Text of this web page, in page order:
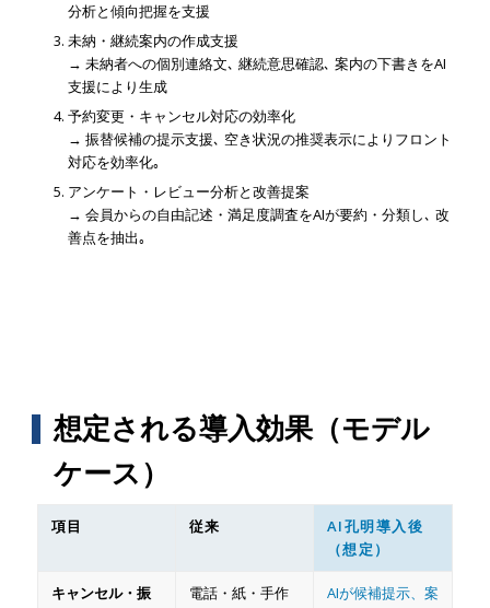
分析と傾向把握を支援
未納・継続案内の作成支援
→ 未納者への個別連絡文､ 継続意思確認､ 案内の下書きをAI
支援により生成
予約変更・キャンセル対応の効率化
→ 振替候補の提示支援､ 空き状況の推奨表示によりフロント
対応を効率化｡
アンケート・レビュー分析と改善提案
→ 会員からの自由記述・満足度調査をAIが要約・分類し､ 改
善点を抽出｡
想定される導入効果（モデル
ケース）
項目 従来
AI孔明導入後
（想定）
キャンセル・振
電話・紙・手作
AIが候補提示、案